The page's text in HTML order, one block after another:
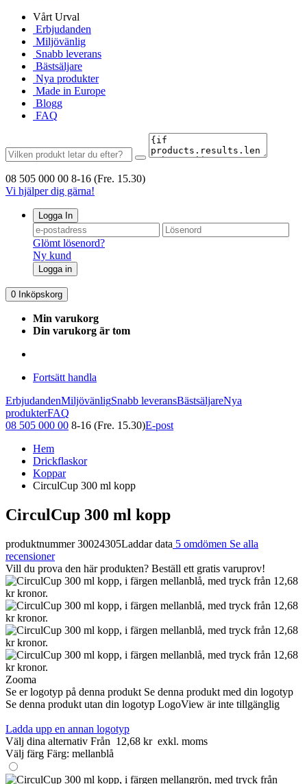
Vårt Urval
Erbjudanden
Miljövänlig
Snabb leverans
Bästsäljare
Nya produkter
Made in Europe
Blogg
FAQ
08 505 000 00 8-16 (Fre. 15.30)
Vi hjälper dig gärna!
Logga In
Glömt lösenord?
Ny kund
Logga in
0 Inköpskorg
Min varukorg
Din varukorg är tom
Fortsätt handla
ErbjudandenMiljövänligSnabb leveransBästsäljareNya
produkterFAQ
08 505 000 00 8-16 (Fre. 15.30)E-post
Hem
Drickflaskor
Koppar
CirculCup 300 ml kopp
CirculCup 300 ml kopp
produktnummer 30024305Laddar data 5 omdömen Se alla
recensioner
Vill du prova den här produkten? Beställ ett gratis varuprov!
Zooma
Se er logotyp på denna produkt Se denna produkt med din logotyp
Se denna produkt utan din logotyp LogoView är inte tillgänglig
Ladda upp en annan logotyp
Välj dina alternativ Från 12,68 kr exkl. moms
Välj färg Färg: mellanblå